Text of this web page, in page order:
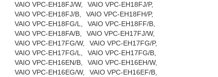
VAIO VPC-EH18FJ/W,
VAIO VPC-EH18FJ/P,
VAIO VPC-EH18FJ/B,
VAIO VPC-EH18FH/P,
VAIO VPC-EH18FG/L,
VAIO VPC-EH18FF/B,
VAIO VPC-EH18FA/B,
VAIO VPC-EH17FJ/W,
VAIO VPC-EH17FG/W,
VAIO VPC-EH17FG/P,
VAIO VPC-EH17FG/L,
VAIO VPC-EH17FG/B,
VAIO VPC-EH16EN/B,
VAIO VPC-EH16EH/W,
VAIO VPC-EH16EG/W,
VAIO VPC-EH16EF/B,